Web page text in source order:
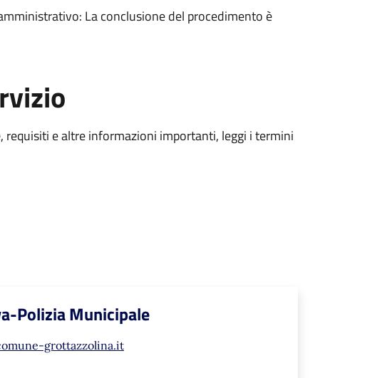
La conclusione del procedimento è
requisiti e altre informazioni importanti, leggi i termini
Polizia Municipale
grottazzolina.it